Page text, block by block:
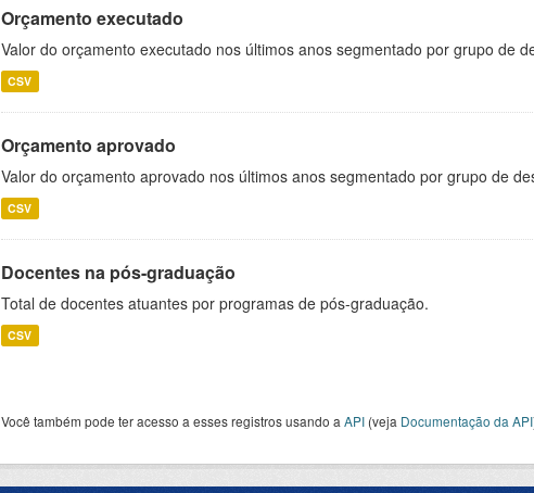
Orçamento executado
Valor do orçamento executado nos últimos anos segmentado por grupo de
CSV
Orçamento aprovado
Valor do orçamento aprovado nos últimos anos segmentado por grupo de
CSV
Docentes na pós-graduação
Total de docentes atuantes por programas de pós-graduação.
CSV
Você também pode ter acesso a esses registros usando a API (veja Documentação da API